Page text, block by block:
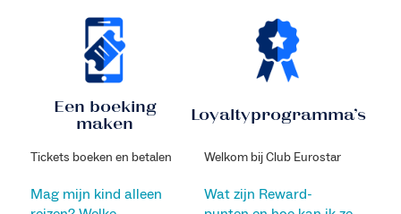
Een boeking
maken
Tickets boeken en betalen
Mag mijn kind alleen
Loyaltyprogramma’s
Welkom bij Club Eurostar
Wat zijn Reward-